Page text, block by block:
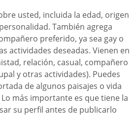
usted, incluida la edad, origen
También agrega
preferido, ya sea gay o
actividades deseadas. Vienen en
relación, casual, compañero
y otras actividades). Puedes
de algunos paisajes o vida
más importante es que tiene la
su perfil antes de publicarlo